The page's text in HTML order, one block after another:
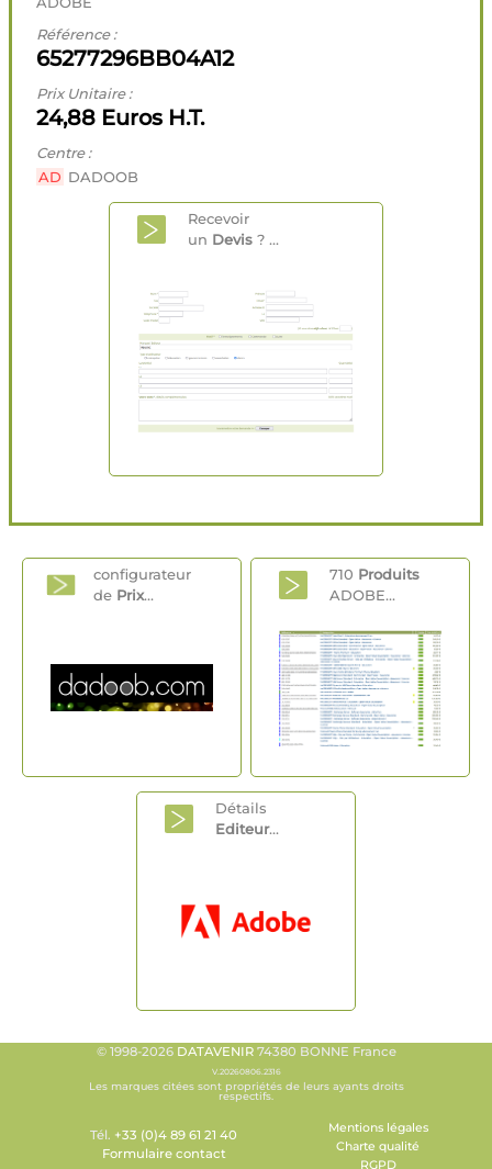
Référence :
65277296BB04A12
Prix Unitaire :
24,88 Euros H.T.
Centre :
AD DADOOB
Recevoir
un Devis ? ...
configurateur
de Prix...
710 Produits
ADOBE...
Détails
Editeur...
© 1998-2026 DATAVENIR74380 BONNE France
V.20260806.2316
Les marques citées sont propriétés de leurs ayants droits
respectifs.
Tél. +33 (0)4 89 61 21 40
Formulaire contact
Mentions légales
Charte qualité
RGPD